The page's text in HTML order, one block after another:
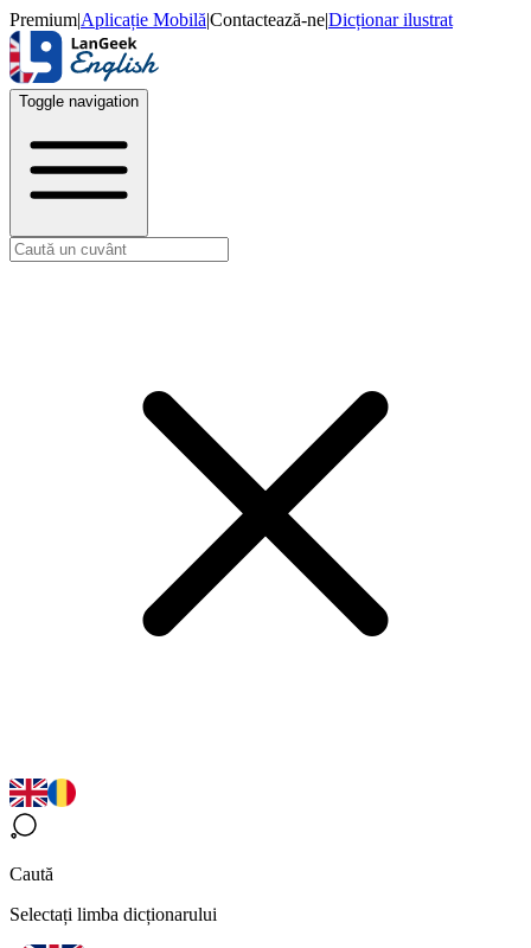
Premium|Aplicație Mobilă|Contactează-ne|Dicționar ilustrat
Toggle navigation
Caută
Selectați limba dicționarului